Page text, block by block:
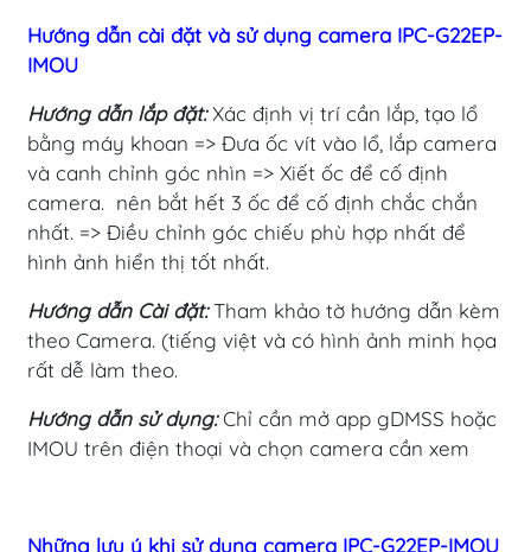
Hướng dẫn cài đặt và sử dụng camera IPC-G22EP-
IMOU
Hướng dẫn lắp đặt: Xác định vị trí cần lắp, tạo lổ
bằng máy khoan => Đưa ốc vít vào lổ, lắp camera
và canh chỉnh góc nhìn => Xiết ốc để cố định
camera. nên bắt hết 3 ốc để cố định chắc chắn
nhất. => Điều chỉnh góc chiếu phù hợp nhất để
hình ảnh hiển thị tốt nhất.
Hướng dẫn Cài đặt:Tham khảo tờ hướng dẫn kèm
theo Camera. (tiếng việt và có hình ảnh minh họa
rất dễ làm theo.
Hướng dẫn sử dụng:Chỉ cần mở app gDMSS hoặc
IMOU trên điện thoại và chọn camera cần xem
Những lưu ý khi sử dụng camera IPC-G22EP-IMOU